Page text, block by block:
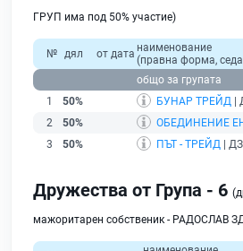
ГРУП има под 50% участие)
№ дял от дата наименование
(правна форма,
общо за групата
1
50% БУНАР ТРЕЙД |
2
50% ОБЕДИНЕНИЕ
3
50% ПЪТ - ТРЕЙД |
Дружества от Група - 6
мажоритарен собственик - РАДОСЛАВ